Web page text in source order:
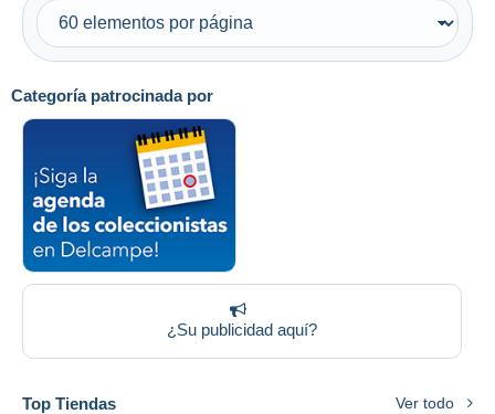
Envío gratis
PayPal
Transferencia bancaria
Visa
Mastercard
Bancontact
iDeal
Maestro
Residencia del vendedor
Mundo entero
Categoría patrocinada por
¿Su publicidad aquí?
Top Tiendas Ver todo